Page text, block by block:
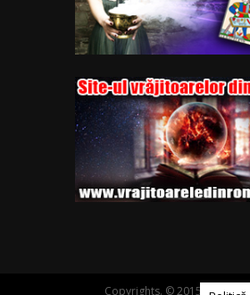
Copyrights. © 2015-2021